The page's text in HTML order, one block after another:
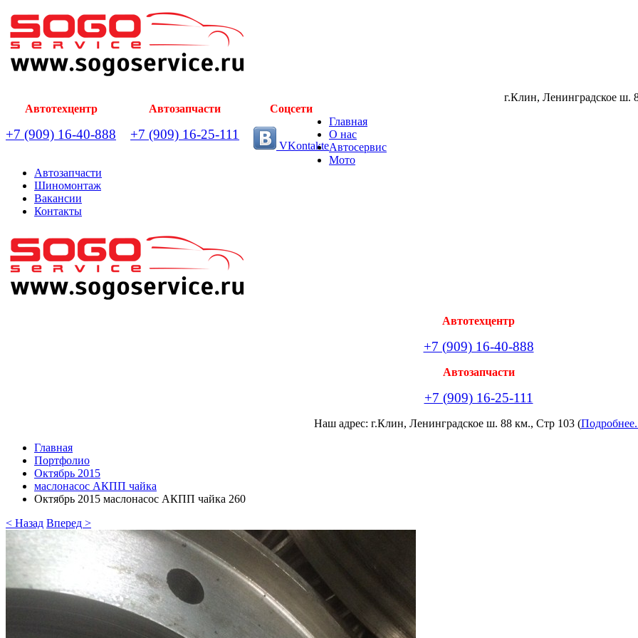
Автотехцентр
+7 (909) 16-40-888
Автозапчасти
+7 (909) 16-25-111
Соцсети
VKontakte
г.Клин, Ленинградское ш.
Главная
О нас
Автосервис
Мото
Автозапчасти
Шиномонтаж
Вакансии
Контакты
Автотехцентр
+7 (909) 16-40-888
Автозапчасти
+7 (909) 16-25-111
Наш адрес: г.Клин, Ленинградское ш. 88 км., Стр 103 (
Главная
Портфолио
Октябрь 2015
маслонасос АКПП чайка
Октябрь 2015 маслонасос АКПП чайка 260
< Назад Вперед >